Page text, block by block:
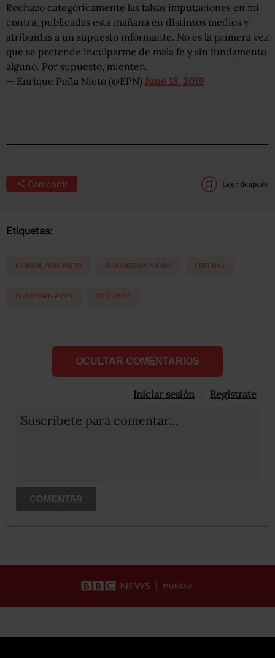
Rechazo categóricamente las falsas imputaciones en mi
contra, publicadas esta mañana en distintos medios y
atribuidas a un supuesto informante. No es la primera vez
que se pretende inculparme de mala fe y sin fundamento
alguno. Por supuesto, mienten.
— Enrique Peña Nieto (@EPN) June 18, 2019
Compartir Leer después
Etiquetas:
ENRIQUE PEÑA NIETO EU INVESTIGA A PEÑA FERTINAL
INVESTIGAN A EPN SOBORNOS
OCULTAR COMENTARIOS
Iniciar sesión Registrate
Suscribete para comentar...
COMENTAR